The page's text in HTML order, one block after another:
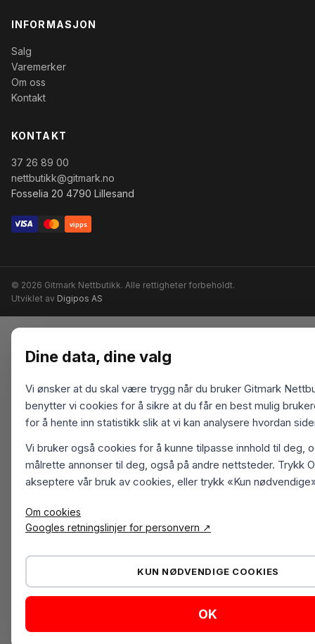
INFORMASJON
Salg
Varemerker
Om oss
Kontakt
KONTAKT
37 26 89 00
nettbutikk@gitmark.no
Fosselia 20 4790 Lillesand
vipps
© 2026 Gitmark Nettbutikk. Alle rettigheter forbeholdt.
Utviklet av Digipos AS
Dine data, dine valg
Vi ønsker at du skal være trygg når du bruker Gitmark
benytter vi cookies for å sikre at du får en best mulig
for å hente inn statistikk slik at vi kan analysere hvordan
Vi bruker også cookies for å kunne tilpasse innhold til deg,
målrette annonser til deg, også på andre nettsteder. Trykk
akseptere vår bruk av cookies, eller trykk «Kun
Om cookies
Googles retningslinjer for personvern ↗
KUN NØDVENDIGE COOKIES
OK